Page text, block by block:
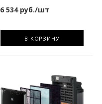
6 534руб./шт
В КОРЗИНУ